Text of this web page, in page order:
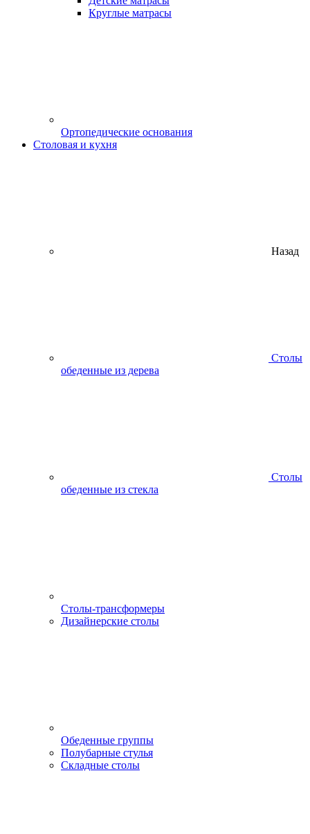
Круглые матрасы
Ортопедические основания
Столовая и кухня
Назад
Столы
обеденные из дерева
Столы
обеденные из стекла
Столы-трансформеры
Дизайнерские столы
Обеденные группы
Полубарные стулья
Складные столы